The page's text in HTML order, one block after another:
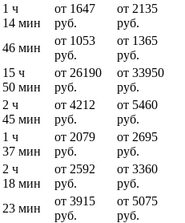
1 ч
14 мин
от 1647
руб.
от 2135
руб.
46 мин
от 1053
руб.
от 1365
руб.
15 ч
50 мин
от 26190
руб.
от 33950
руб.
2 ч
45 мин
от 4212
руб.
от 5460
руб.
1 ч
37 мин
от 2079
руб.
от 2695
руб.
2 ч
18 мин
от 2592
руб.
от 3360
руб.
23 мин
от 3915
руб.
от 5075
руб.